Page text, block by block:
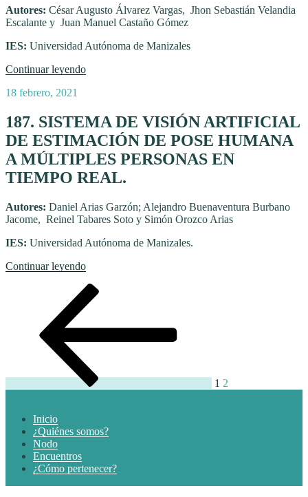
Autores: César Augusto Álvarez Vargas, Jhon Sebastián Velandia
Escalante y Juan Manuel Castaño Gómez
IES: Universidad Autónoma de Manizales
Continuar leyendo“186.
RELAJACIÓN
DE
ESFUERZOS
Y
EL
PROCESO
TERMOFORMADO
EN
DE
Publicado
18 febrero, 2021
187. SISTEMA DE VISIÓN ARTIFICIAL
DE ESTIMACIÓN DE POSE HUMANA
A MÚLTIPLES PERSONAS EN
TIEMPO REAL.
Autores: Daniel Arias Garzón; Alejandro Buenaventura Burbano
Jacome, Reinel Tabares Soto y Simón Orozco Arias
IES: Universidad Autónoma de Manizales.
Continuar leyendo“187.
DE
VISIÓN
DE
ESTIMACIÓN
POSE
HUMANA
A
TIEMPO
Paginación
entradas
1 2
Inicio
¿Quiénes somos?
Nodo
Encuentros
¿Cómo pertenecer?